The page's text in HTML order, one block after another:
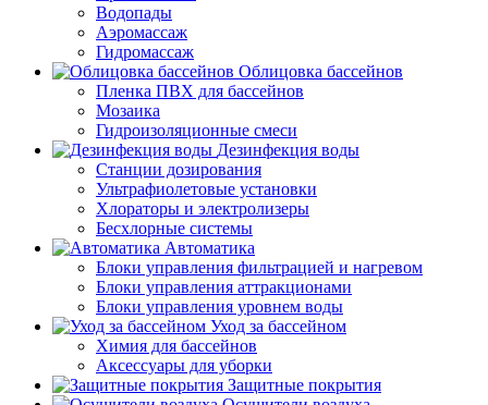
Водопады
Аэромассаж
Гидромассаж
Облицовка бассейнов
Пленка ПВХ для бассейнов
Мозаика
Гидроизоляционные смеси
Дезинфекция воды
Станции дозирования
Ультрафиолетовые установки
Хлораторы и электролизеры
Бесхлорные системы
Автоматика
Блоки управления фильтрацией и нагревом
Блоки управления аттракционами
Блоки управления уровнем воды
Уход за бассейном
Химия для бассейнов
Аксессуары для уборки
Защитные покрытия